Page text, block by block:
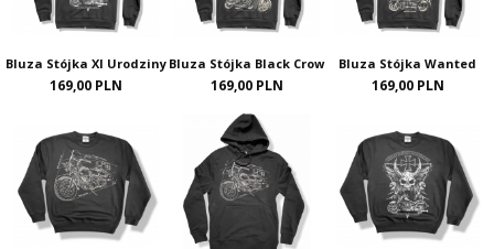
Bluza Stójka XI Urodziny
169,00 PLN
Bluza Stójka Black Crow
169,00 PLN
Bluza Stójka Wanted
169,00 PLN